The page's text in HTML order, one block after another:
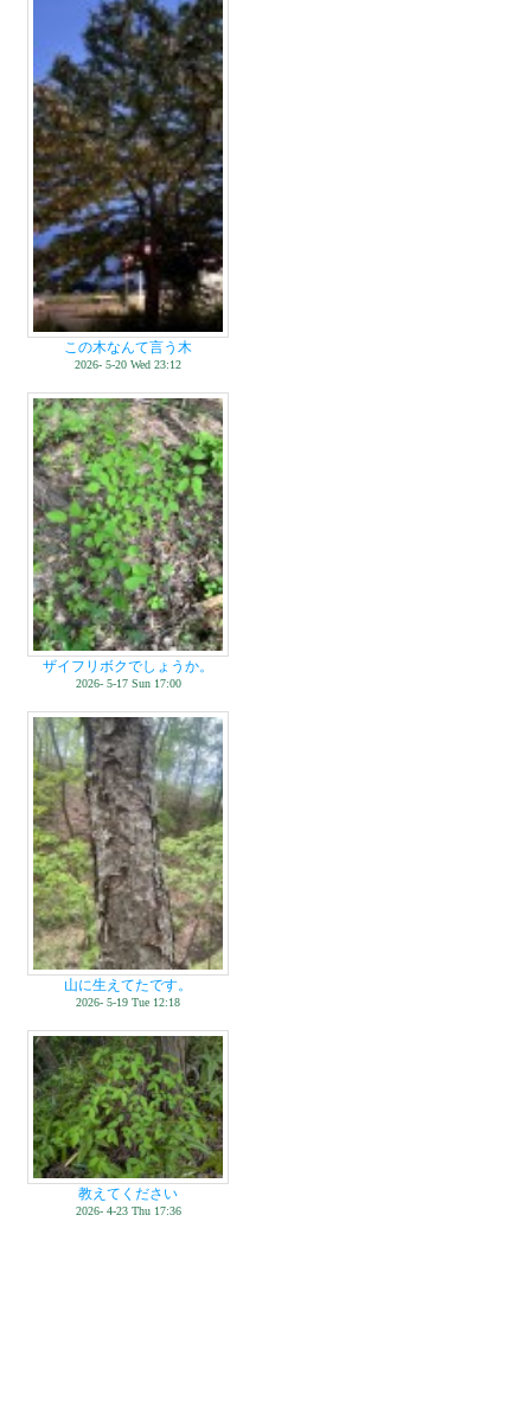
この木なんて言う木
2026- 5-20 Wed 23:12
ザイフリボクでしょうか。
2026- 5-17 Sun 17:00
山に生えてたです。
2026- 5-19 Tue 12:18
教えてください
2026- 4-23 Thu 17:36